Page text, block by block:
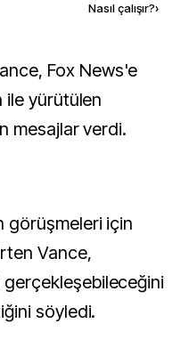
Nasıl çalışır?›
ile yürütülen
mesajlar verdi.
görüşmeleri için
Vance,
söyledi.